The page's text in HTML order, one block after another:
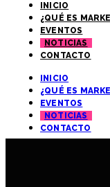
INICIO
¿QUÉ ES
EVENTOS
NOTICIAS
CONTACTO
INICIO
¿QUÉ ES
EVENTOS
NOTICIAS
CONTACTO